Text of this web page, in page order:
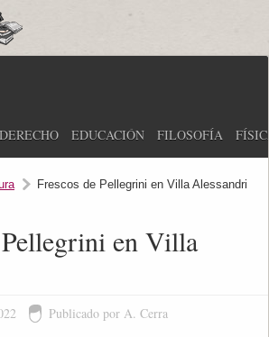
DERECHO EDUCACIÓN FILOSOFÍA
Frescos de Pellegrini en Villa Alessandri
en Villa
Publicado por A. Cerra